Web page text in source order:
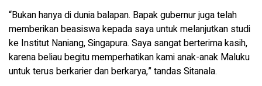
“Bukan hanya di dunia balapan. Bapak gubernur juga telah
memberikan beasiswa kepada saya untuk melanjutkan studi
ke Institut Naniang, Singapura. Saya sangat berterima kasih,
karena beliau begitu memperhatikan kami anak-anak Maluku
untuk terus berkarier dan berkarya,” tandas Sitanala.